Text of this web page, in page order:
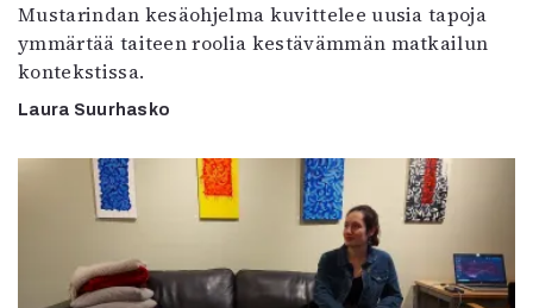
Mustarindan kesäohjelma kuvittelee uusia tapoja
ymmärtää taiteen roolia kestävämmän matkailun
kontekstissa.
Laura Suurhasko